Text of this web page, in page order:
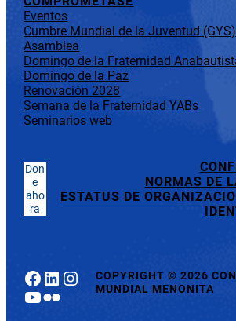
Eventos
Cumbre Mundial de la Juventud (GYS)
Asamblea
Domingo de la Fraternidad
Domingo de la Paz
Renovación 2028
Semana de la Fraternidad YABs
Seminarios web
Don
e
aho
ra
NORMAS DE
ESTATUS DE
Facebook
LinkedIn
Instagram
YouTube
Flickr
COPYRIGHT© 2026
MUNDIAL MENONITA